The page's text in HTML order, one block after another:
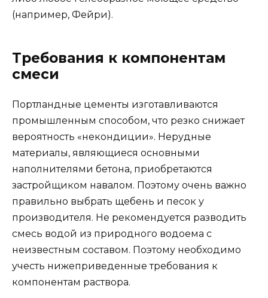
(например, Фейри).
Требования к компонентам
смеси
Портландные цементы изготавливаются
промышленным способом, что резко снижает
вероятность «некондиции». Нерудные
материалы, являющиеся основными
наполнителями бетона, приобретаются
застройщиком навалом. Поэтому очень важно
правильно выбрать щебень и песок у
производителя. Не рекомендуется разводить
смесь водой из природного водоема с
неизвестным составом. Поэтому необходимо
учесть нижеприведенные требования к
компонентам раствора.